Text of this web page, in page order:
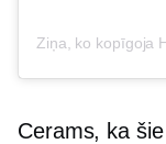
Ziņa, ko kopīgoja
Cerams, ka